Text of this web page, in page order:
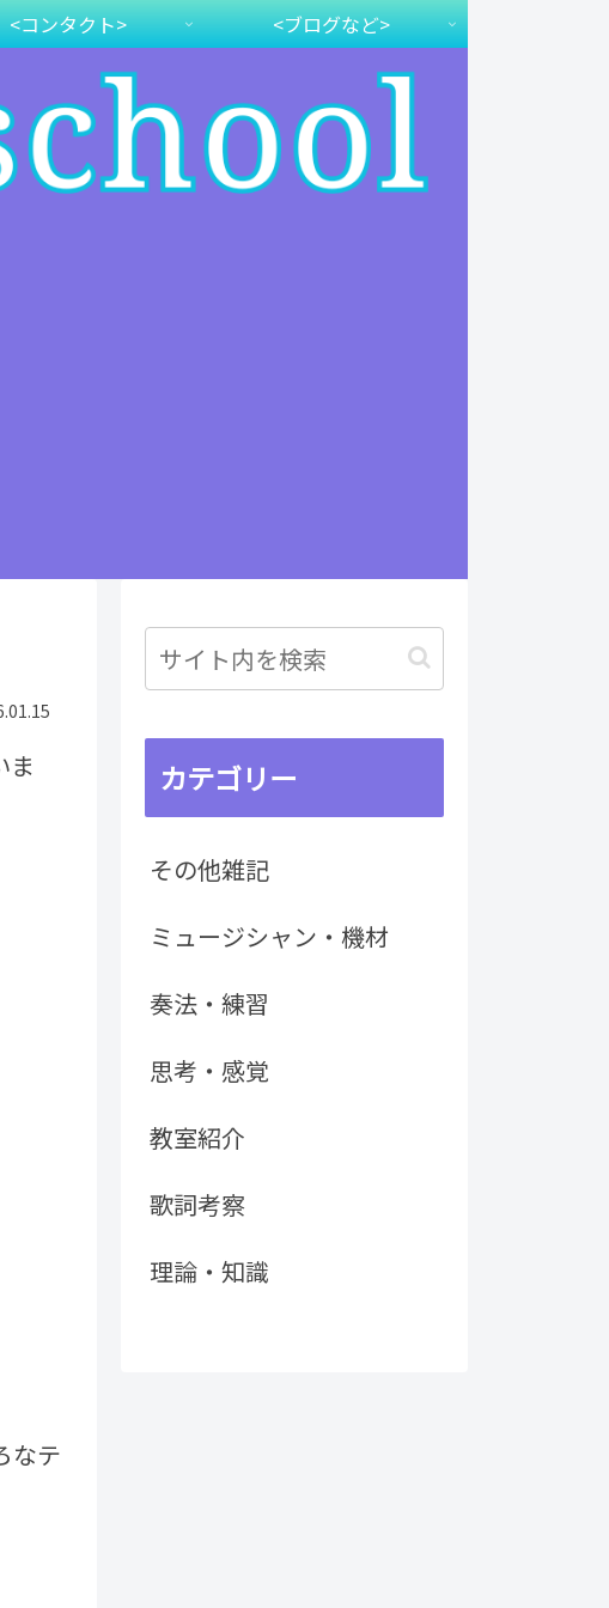
<コンタクト> <ブログなど>
ま
なテ
カテゴリー
その他雑記
ミュージシャン・機材
奏法・練習
思考・感覚
教室紹介
歌詞考察
理論・知識